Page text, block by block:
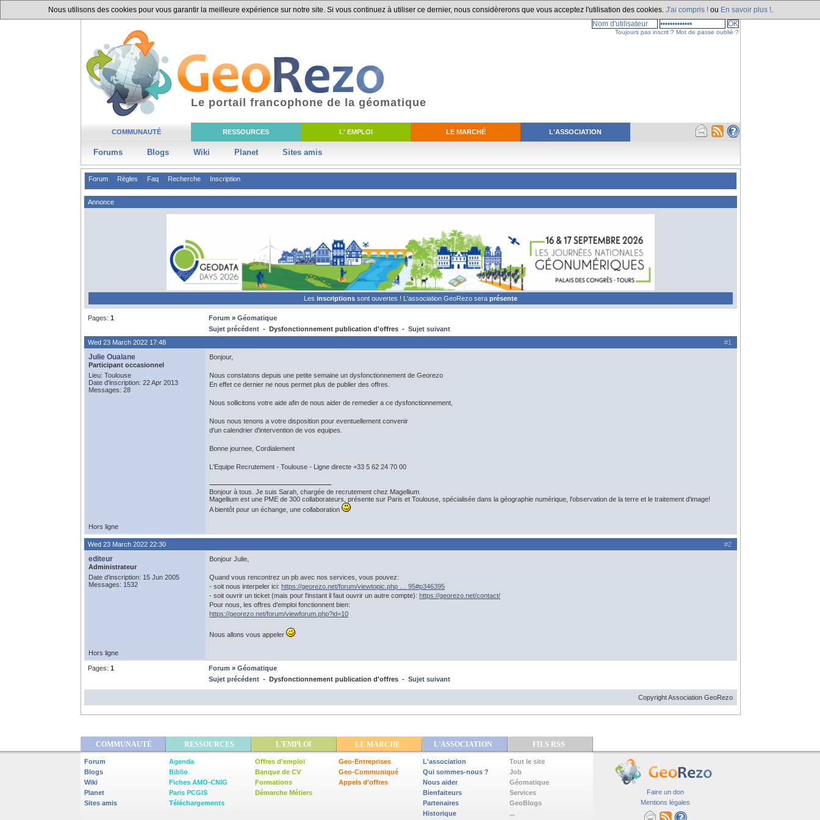
Nous utilisons des cookies pour vous garantir la meilleure expérience sur notre site. Si vous continuez à utiliser ce dernier, nous considèrerons que vous acceptez l'utilisation des cookies. J'ai compris ! ou En savoir plus !
COMMUNAUTÉ RESSOURCES L' EMPLOI LE MARCHÉ L'ASSOCIATION
Forums Blogs Wiki Planet Sites amis
Le portail francophone de la géomatique
Toujours pas inscrit ? Mot de passe oublié ?
Forum Règles Faq Recherche Inscription
Annonce
Les inscriptions sont ouvertes ! L'association GeoRezo sera présente
Pages: 1 Forum » Géomatique
Sujet précédent - Dysfonctionnement publication d'offres - Sujet suivant
#1
Wed 23 March 2022 17:48
Julie Oualane
Participant occasionnel
Lieu: Toulouse
Date d'inscription: 22 Apr 2013
Messages: 28
Bonjour,
Nous constatons depuis une petite semaine un dysfonctionnement de Georezo
En effet ce dernier ne nous permet plus de publier des offres.
Nous sollicitons votre aide afin de nous aider de remedier a ce dysfonctionnement,
Nous nous tenons a votre disposition pour eventuellement convenir
d'un calendrier d'intervention de vos equipes.
Bonne journee, Cordialement
L'Equipe Recrutement - Toulouse - Ligne directe +33 5 62 24 70 00
Bonjour à tous. Je suis Sarah, chargée de recrutement chez Magellium.
Magellium est une PME de 300 collaborateurs, présente sur Paris et Toulouse, spécialisée dans la géographie numérique, l'observation de la terre et le traitement d'image!
A bientôt pour un échange, une collaboration
Hors ligne
#2
Wed 23 March 2022 22:30
editeur
Administrateur
Date d'inscription: 15 Jun 2005
Messages: 1532
Bonjour Julie,
Quand vous rencontrez un pb avec nos services, vous pouvez:
- soit nous interpeler ici: https://georezo.net/forum/viewtopic.php … 95#p346395
- soit ouvrir un ticket (mais pour l'instant il faut ouvrir un autre compte): https://georezo.net/contact/
Pour nous, les offres d'emploi fonctionnent bien:
https://georezo.net/forum/viewforum.php?id=10
Nous allons vous appeler
Hors ligne
Pages: 1 Forum » Géomatique
Sujet précédent - Dysfonctionnement publication d'offres - Sujet suivant
Copyright Association GeoRezo
COMMUNAUTÉ RESSOURCES L'EMPLOI LE MARCHÉ L'ASSOCIATION FILS RSS
Forum
Blogs
Wiki
Planet
Sites amis
Agenda
Biblio
Fiches AMO-CNIG
Paris PCGIS
Téléchargements
Offres d'emploi
Banque de CV
Formations
Démarche Métiers
Geo-Entreprises
Geo-Communiqué
Appels d'offres
L'association
Qui sommes-nous ?
Nous aider
Bienfaiteurs
Partenaires
Historique
Tout le site
Job
Géomatique
Services
GeoBlogs
...
Faire un don
Mentions légales